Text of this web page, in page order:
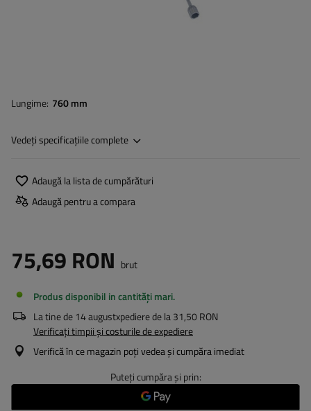
Lungime 760 mm
Vedeți specificațiile complete
Adaugă la lista de cumpărături
Adaugă pentru a compara
75,69 RON brut
Produs disponibil in cantități mari
La tine de14 augustxpediere de la31,50 RON
Verificați timpii și costurile de expediere
Verifică în ce magazin poți vedea și cumpăra imediat
Puteți cumpăra și prin: